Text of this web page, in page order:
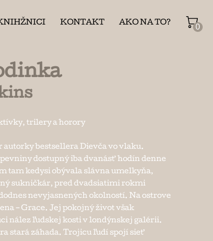
KONTAKT AKO NA TO?
0
trilery a horory
bestsellera Dievča vo vlaku.
dostupný iba dvanásť hodín denne
tam kedysi obývala slávna umelkyňa,
sukničkár, pred dvadsiatimi rokmi
nevyjasnených okolností. Na ostrove
– Grace. Jej pokojný život však
nález ľudskej kosti v londýnskej galérii.
stará záhada. Trojicu ľudí spojí sieť